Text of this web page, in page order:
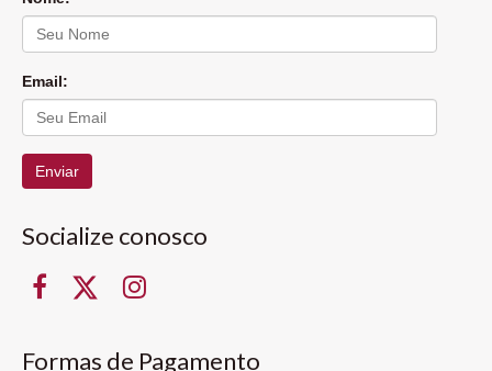
Email:
Enviar
Socialize conosco
Formas de Pagamento